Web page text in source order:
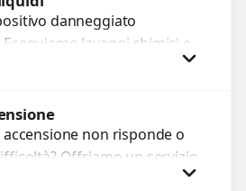
danneggiato
Eseguiamo lavaggi chimici e
per rimuovere
Procedi
non risponde o
Offriamo un servizio
di riparazione o